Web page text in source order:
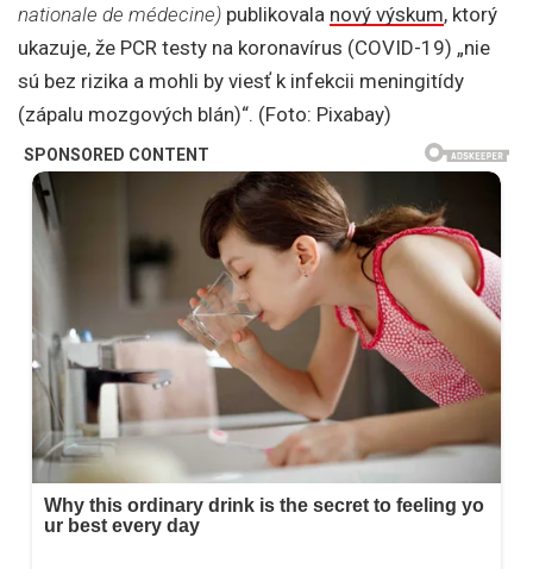
nationale de médecine) publikovala nový výskum, ktorý
ukazuje, že PCR testy na koronavírus (COVID-19) „nie
sú bez rizika a mohli by viesť k infekcii meningitídy
(zápalu mozgových blán)“. (Foto: Pixabay)